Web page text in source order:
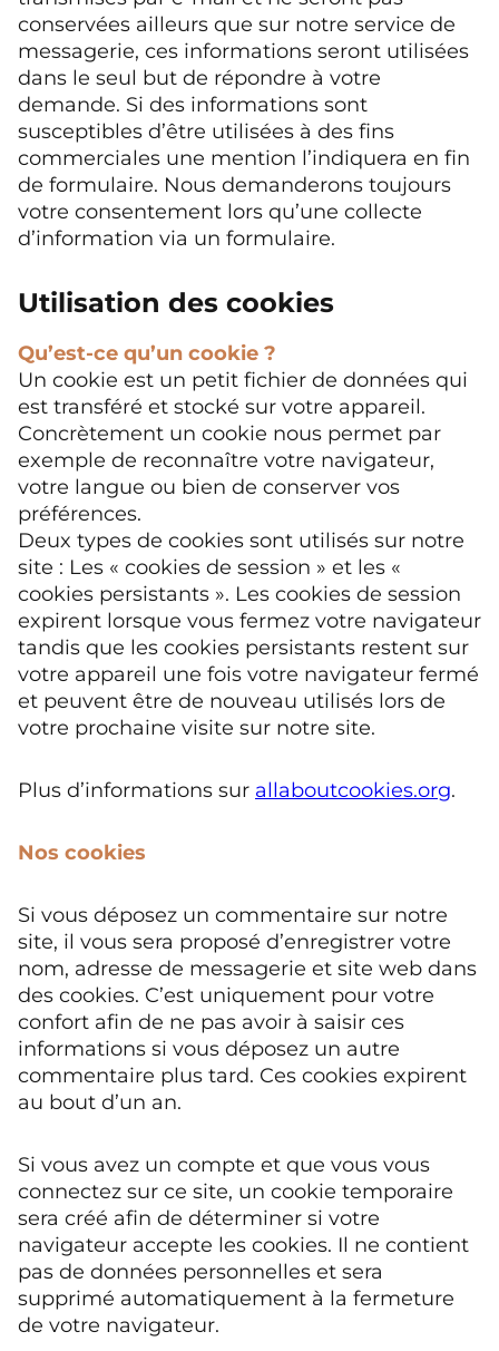
conservées ailleurs que sur notre service de
messagerie, ces informations seront utilisées
dans le seul but de répondre à votre
demande. Si des informations sont
susceptibles d’être utilisées à des fins
commerciales une mention l’indiquera en fin
de formulaire. Nous demanderons toujours
votre consentement lors qu’une collecte
d’information via un formulaire.
Utilisation des cookies
Qu’est-ce qu’un cookie ?
Un cookie est un petit fichier de données qui
est transféré et stocké sur votre appareil.
Concrètement un cookie nous permet par
exemple de reconnaître votre navigateur,
votre langue ou bien de conserver vos
préférences.
Deux types de cookies sont utilisés sur notre
site : Les « cookies de session » et les «
cookies persistants ». Les cookies de session
expirent lorsque vous fermez votre navigateur
tandis que les cookies persistants restent sur
votre appareil une fois votre navigateur fermé
et peuvent être de nouveau utilisés lors de
votre prochaine visite sur notre site.
Plus d’informations sur allaboutcookies.org.
Nos cookies
Si vous déposez un commentaire sur notre
site, il vous sera proposé d’enregistrer votre
nom, adresse de messagerie et site web dans
des cookies. C’est uniquement pour votre
confort afin de ne pas avoir à saisir ces
informations si vous déposez un autre
commentaire plus tard. Ces cookies expirent
au bout d’un an.
Si vous avez un compte et que vous vous
connectez sur ce site, un cookie temporaire
sera créé afin de déterminer si votre
navigateur accepte les cookies. Il ne contient
pas de données personnelles et sera
supprimé automatiquement à la fermeture
de votre navigateur.